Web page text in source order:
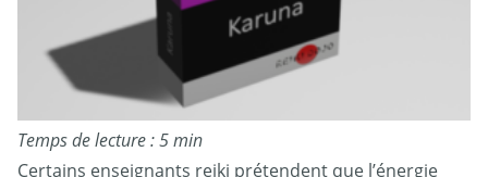
Temps de lecture : 5 min
Certains enseignants reiki prétendent que l’énergie